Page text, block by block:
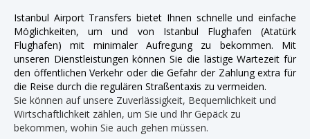
Istanbul Airport Transfers bietet Ihnen schnelle und einfache
Möglichkeiten, um und von Istanbul Flughafen (Atatürk
Flughafen) mit minimaler Aufregung zu bekommen. Mit
unseren Dienstleistungen können Sie die lästige Wartezeit für
den öffentlichen Verkehr oder die Gefahr der Zahlung extra für
die Reise durch die regulären Straßentaxis zu vermeiden.
Sie können auf unsere Zuverlässigkeit, Bequemlichkeit und
Wirtschaftlichkeit zählen, um Sie und Ihr Gepäck zu
bekommen, wohin Sie auch gehen müssen.